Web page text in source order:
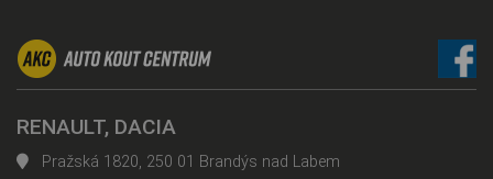
RENAULT, DACIA
Pražská 1820, 250 01 Brandýs nad Labem